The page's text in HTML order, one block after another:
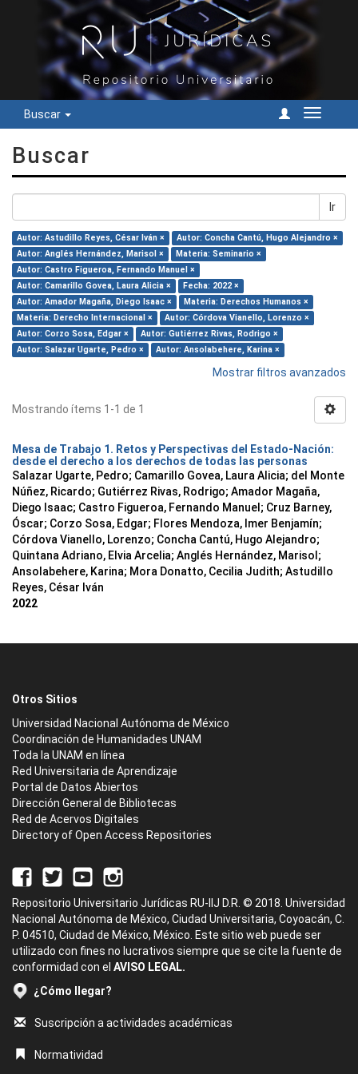
Buscar
Cambiar
Buscar
Ir
Autor: Astudillo Reyes, César Iván ×
Autor: Concha Cantú, Hugo Alejandro ×
Autor: Anglés Hernández, Marisol ×
Materia: Seminario ×
Autor: Castro Figueroa, Fernando Manuel ×
Autor: Camarillo Govea, Laura Alicia ×
Fecha: 2022 ×
Autor: Amador Magaña, Diego Isaac ×
Materia: Derechos Humanos ×
Materia: Derecho Internacional ×
Autor: Córdova Vianello, Lorenzo ×
Autor: Corzo Sosa, Edgar ×
Autor: Gutiérrez Rivas, Rodrigo ×
Autor: Salazar Ugarte, Pedro ×
Autor: Ansolabehere, Karina ×
Mostrar filtros avanzados
Mostrando ítems 1-1 de 1
Mesa de Trabajo 1. Retos y Perspectivas del Estado-Nación:
desde el derecho a los derechos de todas las personas
Salazar Ugarte, Pedro; Camarillo Govea, Laura Alicia; del Monte
Núñez, Ricardo; Gutiérrez Rivas, Rodrigo; Amador Magaña,
Diego Isaac; Castro Figueroa, Fernando Manuel ; Cruz Barney,
Óscar; Corzo Sosa, Edgar; Flores Mendoza, Imer Benjamín;
Córdova Vianello, Lorenzo; Concha Cantú, Hugo Alejandro;
Quintana Adriano, Elvia Arcelia; Anglés Hernández, Marisol ;
Ansolabehere, Karina; Mora Donatto, Cecilia Judith; Astudillo
Reyes, César Iván
2022
Otros Sitios
Universidad Nacional Autónoma de México
Coordinación de Humanidades UNAM
Toda la UNAM en línea
Red Universitaria de Aprendizaje
Portal de Datos Abiertos
Dirección General de Bibliotecas
Red de Acervos Digitales
Directory of Open Access Repositories
Repositorio Universitario Jurídicas RU-IIJ D.R. © 2018. Universidad
Nacional Autónoma de México, Ciudad Universitaria, Coyoacán, C.
P. 04510, Ciudad de México, México. Este sitio web puede ser
utilizado con fines no lucrativos siempre que se cite la fuente de
conformidad con el AVISO LEGAL.
¿Cómo llegar?
Suscripción a actividades académicas
Normatividad